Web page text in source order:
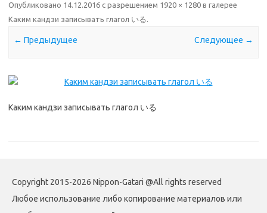
Опубликовано 14.12.2016 с разрешением 1920 × 1280 в галерее
Каким кандзи записывать глагол いる.
← Предыдущее Следующее →
Каким кандзи записывать глагол いる
Copyright 2015-2026 Nippon-Gatari @All rights reserved
Любое использование либо копирование материалов или